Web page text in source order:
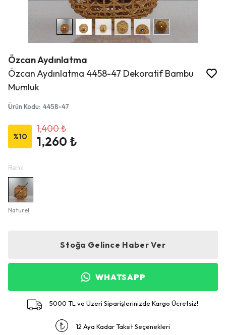
Özcan Aydınlatma
Özcan Aydınlatma 4458-47 Dekoratif Bambu
Mumluk
Ürün Kodu: 4458-47
%10
1,400 ₺
1,260 ₺
Renk
Naturel
Stoğa Gelince Haber Ver
WHATSAPP
5000 TL ve Üzeri Siparişlerinizde Kargo Ücretsiz!
12 Aya Kadar Taksit Seçenekleri